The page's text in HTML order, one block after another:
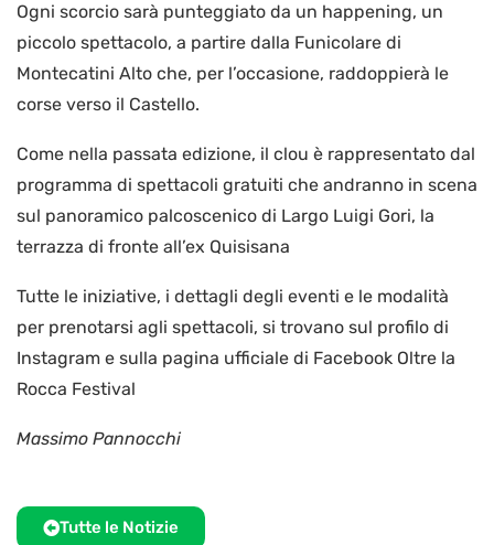
Ogni scorcio sarà punteggiato da un happening, un
piccolo spettacolo, a partire dalla Funicolare di
Montecatini Alto che, per l’occasione, raddoppierà le
corse verso il Castello.
Come nella passata edizione, il clou è rappresentato dal
programma di spettacoli gratuiti che andranno in scena
sul panoramico palcoscenico di Largo Luigi Gori, la
terrazza di fronte all’ex Quisisana
Tutte le iniziative, i dettagli degli eventi e le modalità
per prenotarsi agli spettacoli, si trovano sul profilo di
Instagram e sulla pagina ufficiale di Facebook Oltre la
Rocca Festival
Massimo Pannocchi
Tutte le Notizie